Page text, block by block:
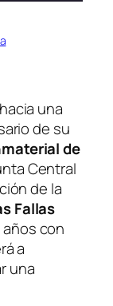
una
de su
de
Central
de la
Fallas
con
a
una